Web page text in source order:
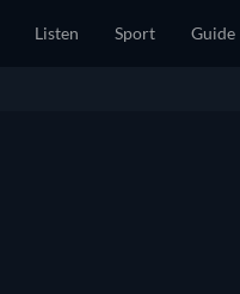
Listen Sport Guide